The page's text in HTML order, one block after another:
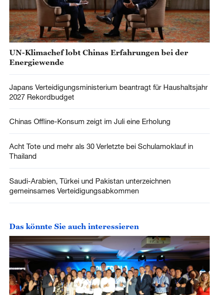
UN-Klimachef lobt Chinas Erfahrungen bei der
Energiewende
Japans Verteidigungsministerium beantragt für Haushaltsjahr
2027 Rekordbudget
Chinas Offline-Konsum zeigt im Juli eine Erholung
Acht Tote und mehr als 30 Verletzte bei Schulamoklauf in
Thailand
Saudi-Arabien, Türkei und Pakistan unterzeichnen
gemeinsames Verteidigungsabkommen
Das könnte Sie auch interessieren